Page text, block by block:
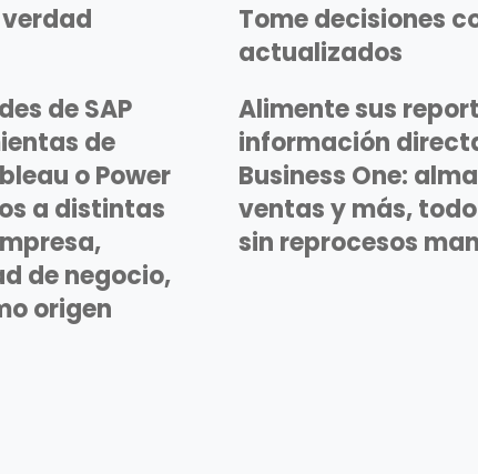
de SAP
de
o Power
a distintas
de negocio,
origen
Tome decisiones
actualizados
Alimente sus
información
Business One:
ventas y más,
sin reprocesos